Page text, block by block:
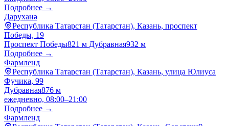
Подробнее →
Даруханә
Республика Татарстан (Татарстан), Казань, проспект
Победы, 19
Проспект Победы821 м Дубравная932 м
Подробнее →
Фармленд
Республика Татарстан (Татарстан), Казань, улица Юлиуса
Фучика, 99
Дубравная876 м
ежедневно, 08:00–21:00
Подробнее →
Фармленд